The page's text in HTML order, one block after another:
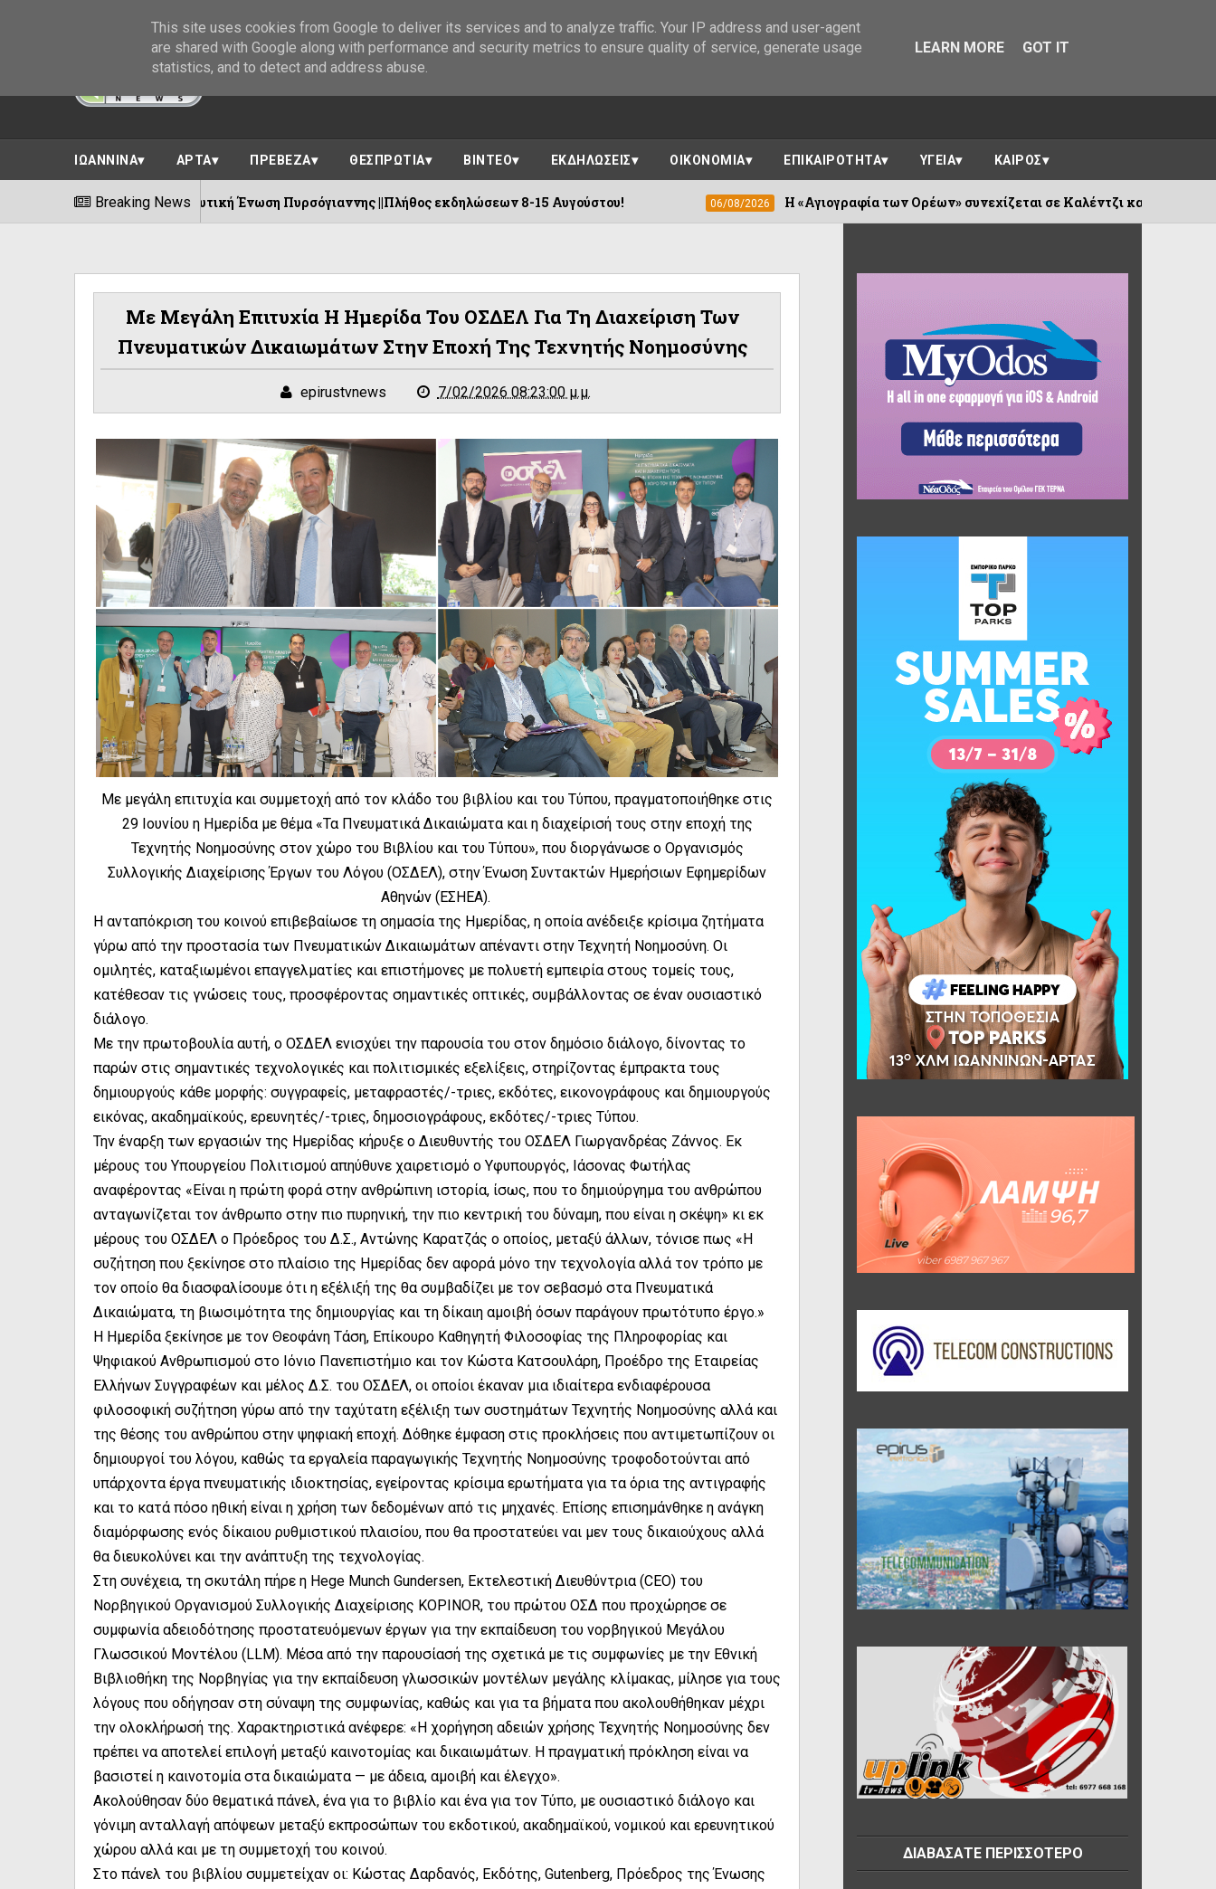
ΙΩΑΝΝΙΝΑ ΑΡΤΑ ΠΡΕΒΕΖΑ ΘΕΣΠΡΩΤΙΑ ΒΙΝΤΕΟ ΕΚΔΗΛΩΣΕΙΣ ΟΙΚΟΝΟΜΙΑ ΕΠΙΚΑΙΡΟΤΗΤΑ ΥΓΕΙΑ ΚΑΙΡΟΣ
Breaking News
Προοδευτική Ένωση Πυρσόγιαννης ||Πλήθος εκδηλώσεων 8-15 Αυγούστου! 06/08/2026 Η «Αγιογραφία των Ορέων» συνεχίζεται σε Καλέντζι και Χουλιαράδες
Με Μεγάλη Επιτυχία Η Ημερίδα Του ΟΣΔΕΛ Για Τη Διαχείριση Των
Πνευματικών Δικαιωμάτων Στην Εποχή Της Τεχνητής Νοημοσύνης
epirustvnews 7/02/2026 08:23:00 μ.μ.
Με μεγάλη επιτυχία και συμμετοχή από τον κλάδο του βιβλίου και του Τύπου, πραγματοποιήθηκε στις
29 Ιουνίου η Ημερίδα με θέμα «Τα Πνευματικά Δικαιώματα και η διαχείρισή τους στην εποχή της
Τεχνητής Νοημοσύνης στον χώρο του Βιβλίου και του Τύπου», που διοργάνωσε ο Οργανισμός
Συλλογικής Διαχείρισης Έργων του Λόγου (ΟΣΔΕΛ), στην Ένωση Συντακτών Ημερήσιων Εφημερίδων
Αθηνών (ΕΣΗΕΑ).
Η ανταπόκριση του κοινού επιβεβαίωσε τη σημασία της Ημερίδας, η οποία ανέδειξε κρίσιμα ζητήματα
γύρω από την προστασία των Πνευματικών Δικαιωμάτων απέναντι στην Τεχνητή Νοημοσύνη. Οι
ομιλητές, καταξιωμένοι επαγγελματίες και επιστήμονες με πολυετή εμπειρία στους τομείς τους,
κατέθεσαν τις γνώσεις τους, προσφέροντας σημαντικές οπτικές, συμβάλλοντας σε έναν ουσιαστικό
διάλογο.
Με την πρωτοβουλία αυτή, ο ΟΣΔΕΛ ενισχύει την παρουσία του στον δημόσιο διάλογο, δίνοντας το
παρών στις σημαντικές τεχνολογικές και πολιτισμικές εξελίξεις, στηρίζοντας έμπρακτα τους
δημιουργούς κάθε μορφής: συγγραφείς, μεταφραστές/-τριες, εκδότες, εικονογράφους και δημιουργούς
εικόνας, ακαδημαϊκούς, ερευνητές/-τριες, δημοσιογράφους, εκδότες/-τριες Τύπου.
Την έναρξη των εργασιών της Ημερίδας κήρυξε ο Διευθυντής του ΟΣΔΕΛ Γιωργανδρέας Ζάννος. Εκ
μέρους του Υπουργείου Πολιτισμού απηύθυνε χαιρετισμό ο Υφυπουργός, Ιάσονας Φωτήλας
αναφέροντας «Είναι η πρώτη φορά στην ανθρώπινη ιστορία, ίσως, που το δημιούργημα του ανθρώπου
ανταγωνίζεται τον άνθρωπο στην πιο πυρηνική, την πιο κεντρική του δύναμη, που είναι η σκέψη» κι εκ
μέρους του ΟΣΔΕΛ ο Πρόεδρος του Δ.Σ., Αντώνης Καρατζάς ο οποίος, μεταξύ άλλων, τόνισε πως «Η
συζήτηση που ξεκίνησε στο πλαίσιο της Ημερίδας δεν αφορά μόνο την τεχνολογία αλλά τον τρόπο με
τον οποίο θα διασφαλίσουμε ότι η εξέλιξή της θα συμβαδίζει με τον σεβασμό στα Πνευματικά
Δικαιώματα, τη βιωσιμότητα της δημιουργίας και τη δίκαιη αμοιβή όσων παράγουν πρωτότυπο έργο.»
Η Ημερίδα ξεκίνησε με τον Θεοφάνη Τάση, Επίκουρο Καθηγητή Φιλοσοφίας της Πληροφορίας και
Ψηφιακού Ανθρωπισμού στο Ιόνιο Πανεπιστήμιο και τον Κώστα Κατσουλάρη, Προέδρο της Εταιρείας
Ελλήνων Συγγραφέων και μέλος Δ.Σ. του ΟΣΔΕΛ, οι οποίοι έκαναν μια ιδιαίτερα ενδιαφέρουσα
φιλοσοφική συζήτηση γύρω από την ταχύτατη εξέλιξη των συστημάτων Τεχνητής Νοημοσύνης αλλά και
της θέσης του ανθρώπου στην ψηφιακή εποχή. Δόθηκε έμφαση στις προκλήσεις που αντιμετωπίζουν οι
δημιουργοί του λόγου, καθώς τα εργαλεία παραγωγικής Τεχνητής Νοημοσύνης τροφοδοτούνται από
υπάρχοντα έργα πνευματικής ιδιοκτησίας, εγείροντας κρίσιμα ερωτήματα για τα όρια της αντιγραφής
και το κατά πόσο ηθική είναι η χρήση των δεδομένων από τις μηχανές. Επίσης επισημάνθηκε η ανάγκη
διαμόρφωσης ενός δίκαιου ρυθμιστικού πλαισίου, που θα προστατεύει ναι μεν τους δικαιούχους αλλά
θα διευκολύνει και την ανάπτυξη της τεχνολογίας.
Στη συνέχεια, τη σκυτάλη πήρε η Hege Munch Gundersen, Εκτελεστική Διευθύντρια (CEO) του
Νορβηγικού Οργανισμού Συλλογικής Διαχείρισης KOPINOR, του πρώτου ΟΣΔ που προχώρησε σε
συμφωνία αδειοδότησης προστατευόμενων έργων για την εκπαίδευση του νορβηγικού Μεγάλου
Γλωσσικού Μοντέλου (LLM). Μέσα από την παρουσίασή της σχετικά με τις συμφωνίες με την Εθνική
Βιβλιοθήκη της Νορβηγίας για την εκπαίδευση γλωσσικών μοντέλων μεγάλης κλίμακας, μίλησε για τους
λόγους που οδήγησαν στη σύναψη της συμφωνίας, καθώς και για τα βήματα που ακολουθήθηκαν μέχρι
την ολοκλήρωσή της. Χαρακτηριστικά ανέφερε: «Η χορήγηση αδειών χρήσης Τεχνητής Νοημοσύνης δεν
πρέπει να αποτελεί επιλογή μεταξύ καινοτομίας και δικαιωμάτων. Η πραγματική πρόκληση είναι να
βασιστεί η καινοτομία στα δικαιώματα — με άδεια, αμοιβή και έλεγχο».
Ακολούθησαν δύο θεματικά πάνελ, ένα για το βιβλίο και ένα για τον Τύπο, με ουσιαστικό διάλογο και
γόνιμη ανταλλαγή απόψεων μεταξύ εκπροσώπων του εκδοτικού, ακαδημαϊκού, νομικού και ερευνητικού
χώρου αλλά και με τη συμμετοχή του κοινού.
Στο πάνελ του βιβλίου συμμετείχαν οι: Κώστας Δαρδανός, Εκδότης, Gutenberg, Πρόεδρος της Ένωσης
ΔΙΑΒΑΣΑΤΕ ΠΕΡΙΣΣΟΤΕΡΟ
This site uses cookies from Google to deliver its services and to analyze traffic. Your IP address and user-agent
are shared with Google along with performance and security metrics to ensure quality of service, generate usage
statistics, and to detect and address abuse.
LEARN MORE GOT IT